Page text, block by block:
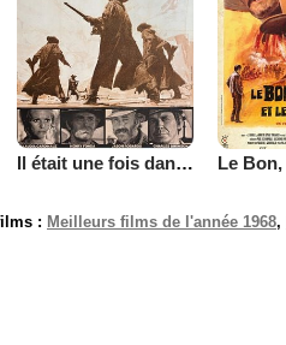
Il était une fois dans l'Ouest
: Meilleurs films de l'année 1968,